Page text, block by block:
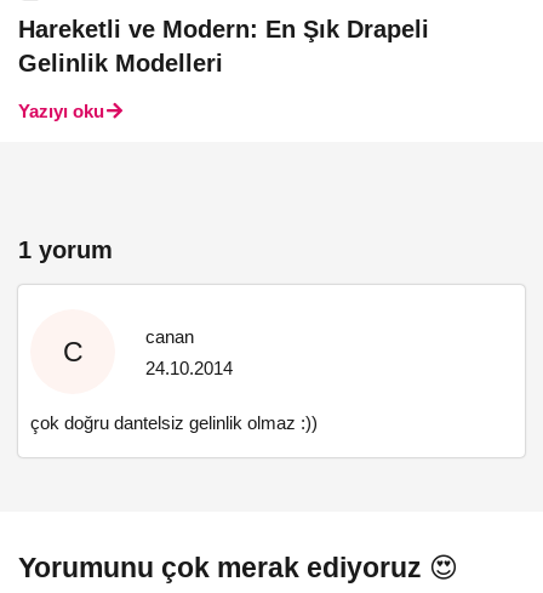
Hareketli ve Modern: En Şık Drapeli
Gelinlik Modelleri
Yazıyı oku
1 yorum
C
canan
24.10.2014
çok doğru dantelsiz gelinlik olmaz :))
Yorumunu çok merak ediyoruz 😍